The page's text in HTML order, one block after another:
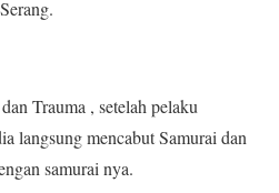
Trauma , setelah pelaku
langsung mencabut Samurai dan
samurai nya.